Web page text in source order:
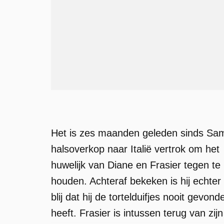
Het is zes maanden geleden sinds
halsoverkop naar Italië vertrok om het
huwelijk van Diane en Frasier tegen te
houden. Achteraf bekeken is hij echter
blij dat hij de tortelduifjes nooit
heeft. Frasier is intussen terug van zijn